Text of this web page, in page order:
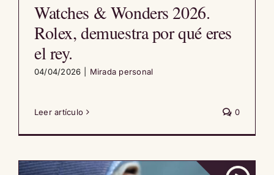
Watches & Wonders 2026.
Rolex, demuestra por qué eres
el rey.
04/04/2026 Mirada personal
Leer artículo 0